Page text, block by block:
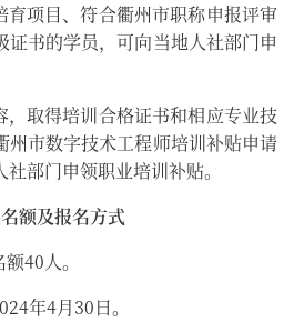
项目、符合衢州市职称申报评审
证书的学员，可向当地人社部门申
取得培训合格证书和相应专业技
州市数字技术工程师培训补贴申请
部门申领职业培训补贴。
额及报名方式
40人。
年4月30日。